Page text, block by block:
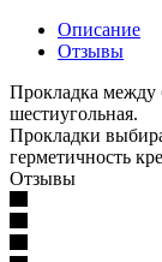
Описание
Отзывы
Прокладка между
шестиугольная.
Прокладки
герметичность
Отзывы